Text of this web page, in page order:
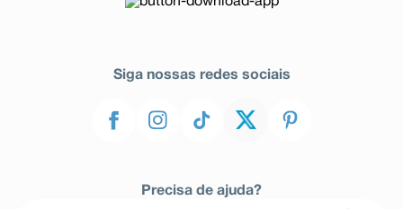
Siga nossas redes sociais
Precisa de ajuda?